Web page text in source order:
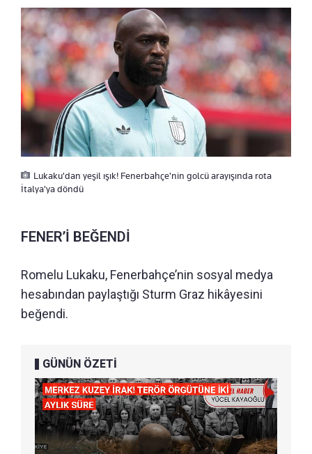
Lukaku'dan yeşil ışık! Fenerbahçe'nin golcü arayışında rota
İtalya'ya döndü
FENER’İ BEĞENDİ
Romelu Lukaku, Fenerbahçe’nin sosyal medya
hesabından paylaştığı Sturm Graz hikâyesini
beğendi.
GÜNÜN ÖZETİ